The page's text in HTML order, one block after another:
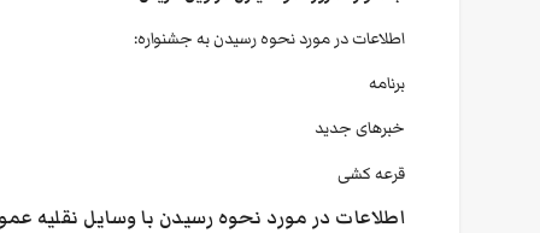
اطلاعات در مورد نحوه رسیدن به جشنواره:
برنامه
خبرهای جدید
قرعه کشی
اطلاعات در مورد نحوه رسیدن با وسایل نقلیه